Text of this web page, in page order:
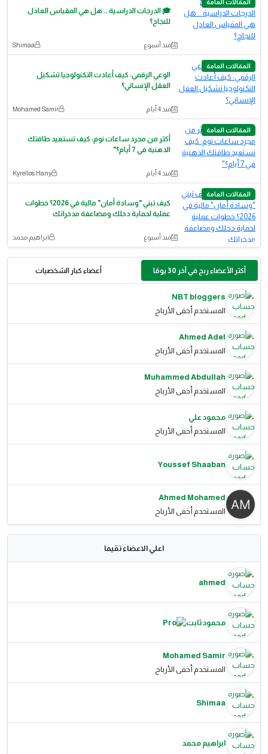
المقالات العامة
🎓 الدرجات الدراسية... هل هي المقياس العادل
للنجاح؟
منذ أسبوع Shimaa
المقالات العامة
الوعي الرقمي: كيف أعادت التكنولوجيا تشكيل
العقل الإنساني؟
منذ 4 أيام Mohamed Samir
المقالات العامة
أكثر من مجرد ساعات نوم: كيف تستعيد طاقتك
الذهنية في 7 أيام؟"
منذ 4 أيام Kyrellos Hany
المقالات العامة
كيف تبني "وسادة أمان" مالية في 2026؟ خطوات
عملية لحماية دخلك ومضاعفة مدخراتك
منذ أسبوع ابراهيم محمد
أكثر الأعضاء ربح في آخر 30 يومًا أعضاء كبار الشخصيات
NBT bloggers
المستخدم أخفى الأرباح
Ahmed Adel
المستخدم أخفى الأرباح
Muhammed Abdullah
المستخدم أخفى الأرباح
محمود علي
المستخدم أخفى الأرباح
Youssef Shaaban
Ahmed Mohamed
المستخدم أخفى الأرباح
اعلي الاعضاء تقيما
ahmed
محمود ثابت
Mohamed Samir
المستخدم أخفى الأرباح
Shimaa
ابراهيم محمد